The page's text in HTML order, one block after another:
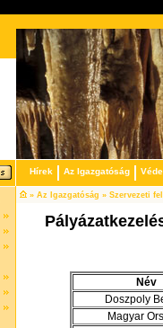
Hírek Az Igazgatóság
» Az Igazgatóság » Szervezeti
Név
Doszpoly
Magyar